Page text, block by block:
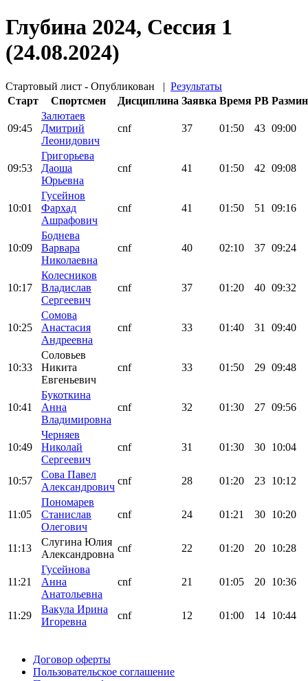
Глубина 2024, Сессия 1
(24.08.2024)
Стартовый лист - Опубликован | Результаты
Старт
Спортсмен Дисциплина Заявка Время PB
09:45
Залютаев
Дмитрий
Леонидович
cnf 37 01:50 43 09:00
09:53
Григорьева
Даоша
Юрьевна
cnf 41 01:50 42 09:08
10:01
Гусейнов
Фархад
Ашрафович
cnf 41 01:50 51 09:16
10:09
Боднева
Варвара
Николаевна
cnf 40 02:10 37 09:24
10:17
Колесников
Владислав
Сергеевич
cnf 37 01:20 40 09:32
10:25
Сомова
Анастасия
Андреевна
cnf 33 01:40 31 09:40
10:33
Соловьев
Никита
Евгеньевич
cnf 33 01:50 29 09:48
10:41
Букоткина
Анна
Владимировна
cnf 32 01:30 27 09:56
10:49
Черняев
Николай
Сергеевич
cnf 31 01:30 30 10:04
10:57
Сова Павел
Александрович
cnf 28 01:20 23 10:12
11:05
Пономарев
Станислав
Олегович
cnf 24 01:21 30 10:20
11:13
Слугина Юлия
Александровна
cnf 22 01:20 20 10:28
11:21
Гусейнова
Анна
Анатольевна
cnf 21 01:05 20 10:36
11:29
Вакула Ирина
Игоревна
cnf 12 01:00 14 10:44
Договор оферты
Пользовательское соглашение